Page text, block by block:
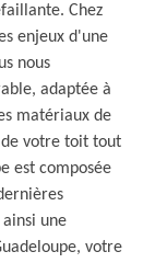
Chez
enjeux d'une
nous
adaptée à
matériaux de
votre toit tout
est composée
une
votre